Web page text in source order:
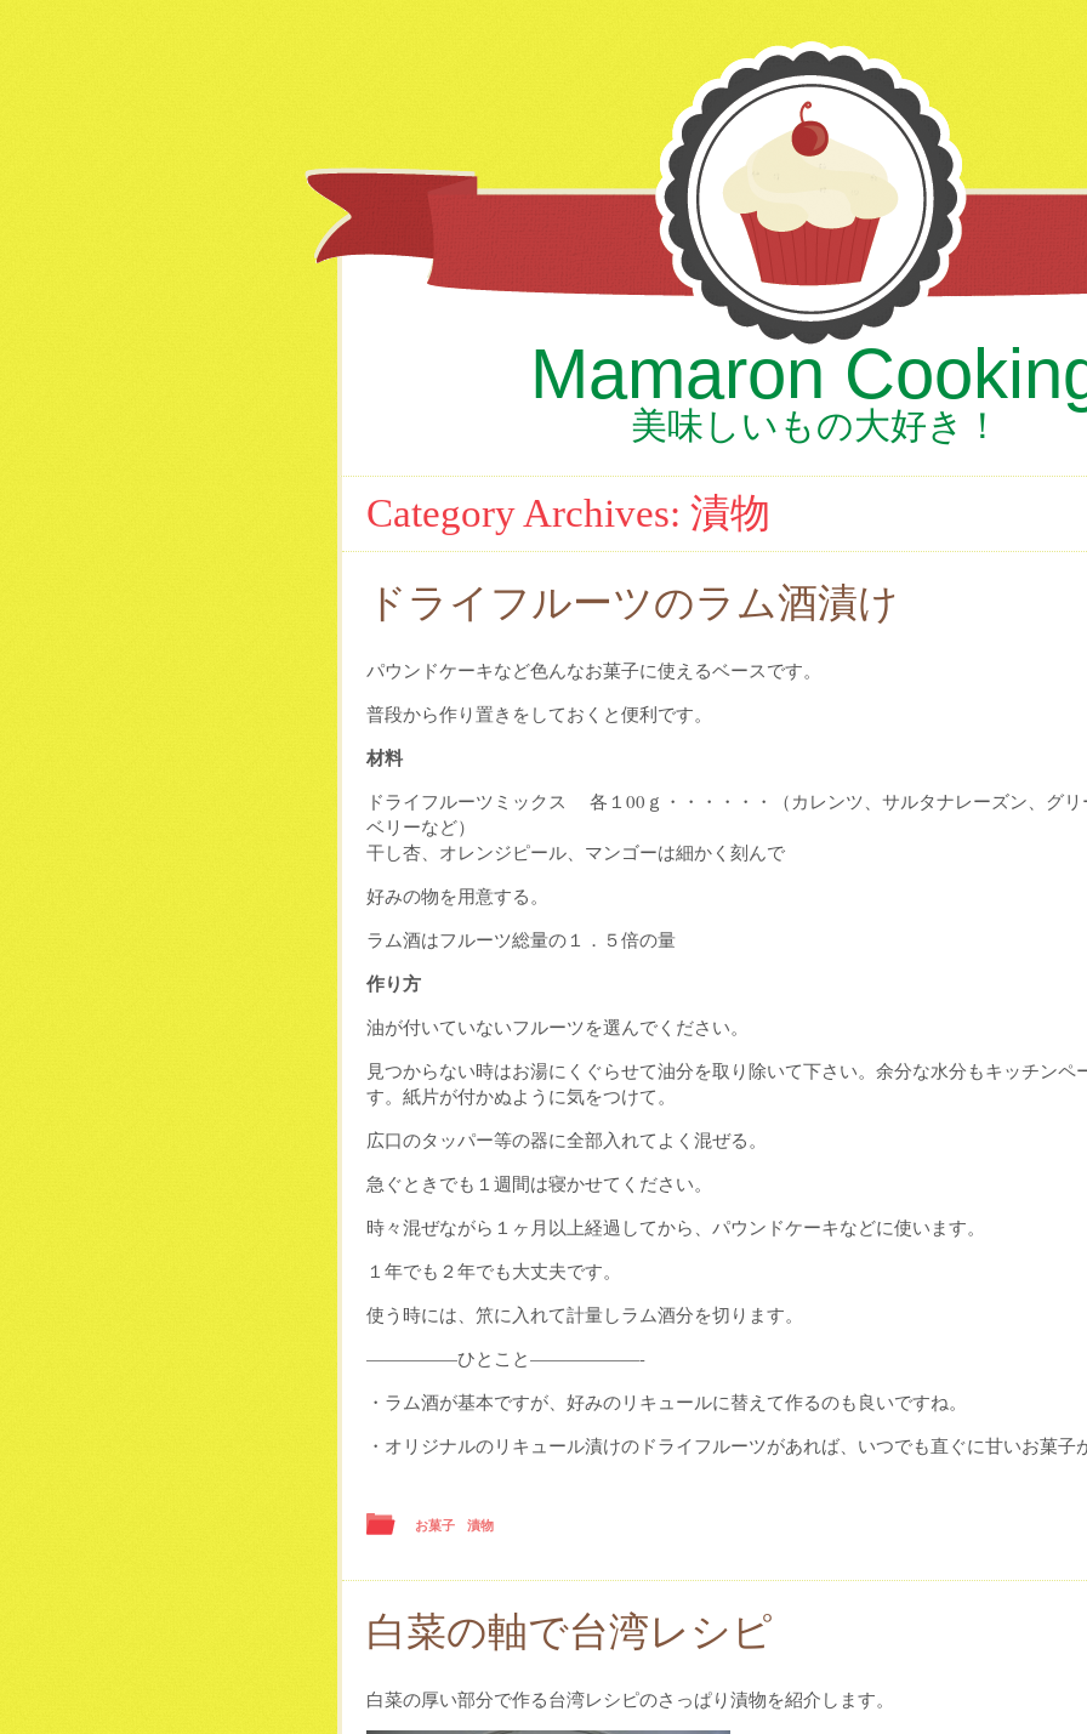
Mamaron
美味しいもの大好き！
Category Archives: 漬物
ドライフルーツのラム酒漬け
パウンドケーキなど色んなお菓子に使えるベースです。
普段から作り置きをしておくと便利です。
材料
ドライフルーツミックス 各１00ｇ・・・・・・（カレンツ、サルタナレーズン、グ
ベリーなど）
干し杏、オレンジピール、マンゴーは細かく刻んで
好みの物を用意する。
ラム酒はフルーツ総量の１．５倍の量
作り方
油が付いていないフルーツを選んでください。
見つからない時はお湯にくぐらせて油分を取り除いて下さい。余分な水分もキッチンペ
す。紙片が付かぬように気をつけて。
広口のタッパー等の器に全部入れてよく混ぜる。
急ぐときでも１週間は寝かせてください。
時々混ぜながら１ヶ月以上経過してから、パウンドケーキなどに使います。
１年でも２年でも大丈夫です。
使う時には、笊に入れて計量しラム酒分を切ります。
—————ひとこと——————-
・ラム酒が基本ですが、好みのリキュールに替えて作るのも良いですね。
・オリジナルのリキュール漬けのドライフルーツがあれば、いつでも直ぐに甘いお菓子
お菓子 漬物
白菜の軸で台湾レシピ
白菜の厚い部分で作る台湾レシピのさっぱり漬物を紹介します。